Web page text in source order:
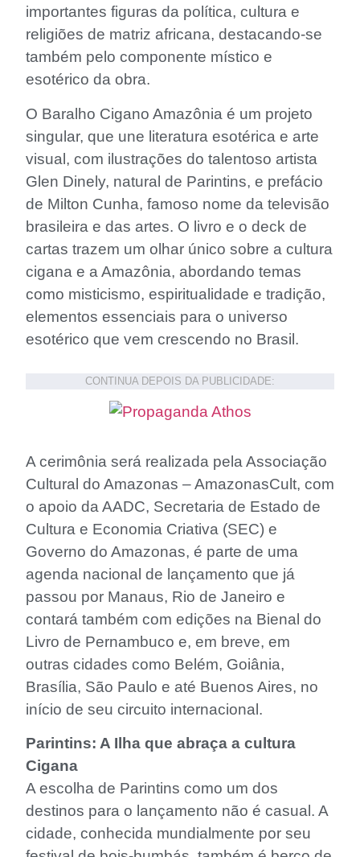
importantes figuras da política, cultura e
religiões de matriz africana, destacando-se
também pelo componente místico e
esotérico da obra.
O Baralho Cigano Amazônia é um projeto
singular, que une literatura esotérica e arte
visual, com ilustrações do talentoso artista
Glen Dinely, natural de Parintins, e prefácio
de Milton Cunha, famoso nome da televisão
brasileira e das artes. O livro e o deck de
cartas trazem um olhar único sobre a cultura
cigana e a Amazônia, abordando temas
como misticismo, espiritualidade e tradição,
elementos essenciais para o universo
esotérico que vem crescendo no Brasil.
CONTINUA DEPOIS DA PUBLICIDADE:
A cerimônia será realizada pela Associação
Cultural do Amazonas – AmazonasCult, com
o apoio da AADC, Secretaria de Estado de
Cultura e Economia Criativa (SEC) e
Governo do Amazonas, é parte de uma
agenda nacional de lançamento que já
passou por Manaus, Rio de Janeiro e
contará também com edições na Bienal do
Livro de Pernambuco e, em breve, em
outras cidades como Belém, Goiânia,
Brasília, São Paulo e até Buenos Aires, no
início de seu circuito internacional.
Parintins: A Ilha que abraça a cultura
Cigana
A escolha de Parintins como um dos
destinos para o lançamento não é casual. A
cidade, conhecida mundialmente por seu